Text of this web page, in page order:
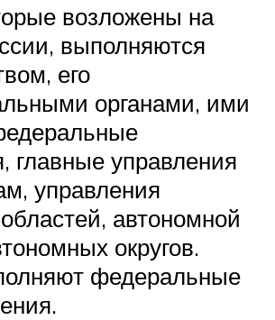
возложены на
выполняются
его
органами, ими
главные управления
управления
автономной
округов.
федеральные